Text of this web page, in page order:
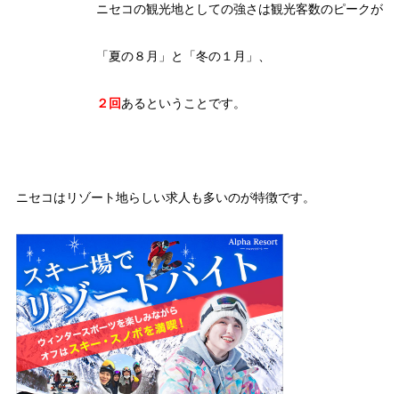
ニセコの観光地としての強さは観光客数のピークが
「夏の８月」と「冬の１月」、
２回あるということです。
ニセコはリゾート地らしい求人も多いのが特徴です。